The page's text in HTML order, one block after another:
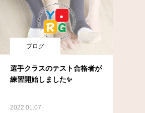
ブログ
選手クラスのテスト合格者が
練習開始しました✨
2022.01.07